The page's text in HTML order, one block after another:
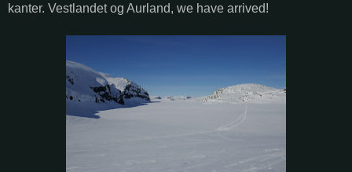
kanter. Vestlandet og Aurland, we have arrived!